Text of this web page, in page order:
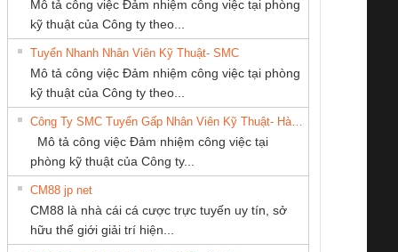
An Toàn
Contact
– PSR-
SCP-
FSP/2X1/1X2
sát chuỗi
tấm pin
Bộ giám sát chuỗi
tấm pin
TRANSCLINIC 16I+
1K5 L (2433950000)
Bộ giám sát dòng
TRANSCLINIC 16I+
(2008130000)
điện TRANSCLINIC
Nẹp nhôm chống
trơn Đà Nẵng
TY CỔ
DÂY VÀ
ĐIỆN
ĐÌNH
CÔNG TY TNHH
KỸ THUẬT KTECH
VIỆT NAM
CÔNG TY TNHH
DỊCH VỤ KỸ
THUẬT ĐIỆN CƠ
GIA HƯNG PHÁT
TY TNHH
DOANH
VỤ XNK
Thiết Bị Điện Nam
Quốc Thịnh
TM-DV DAI DONG
Mô tả công việc Đảm nhiệm công việc tại phòng
kỹ thuật của Công ty theo...
Tuyển Nhanh Nhân Viên Kỹ Thuật- SMC
Mô tả công việc Đảm nhiệm công việc tại phòng
kỹ thuật của Công ty theo...
Công Ty SMC Tuyển Gấp Nhân Viên Kỹ Thuật- Hà Nội
Mô tả công việc Đảm nhiệm công việc tại
phòng kỹ thuật của Công ty...
CM88 jp net
CM88 là nhà cái cá cược trực tuyến uy tín, sở
hữu thế giới giải trí hiện...